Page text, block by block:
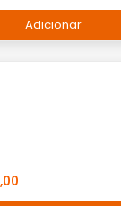
Adicionar